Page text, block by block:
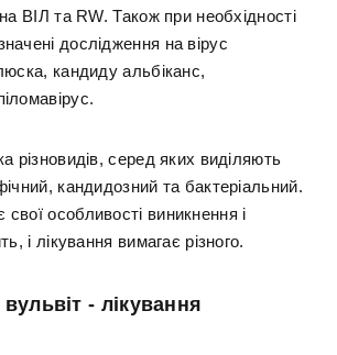
ВІЛ та RW. Також при необхідності
дослідження на вірус
кандиду альбіканс,
різновидів, серед яких виділяють
кандидозний та бактеріальний.
особливості виникнення і
і лікування вимагає різного.
- лікування